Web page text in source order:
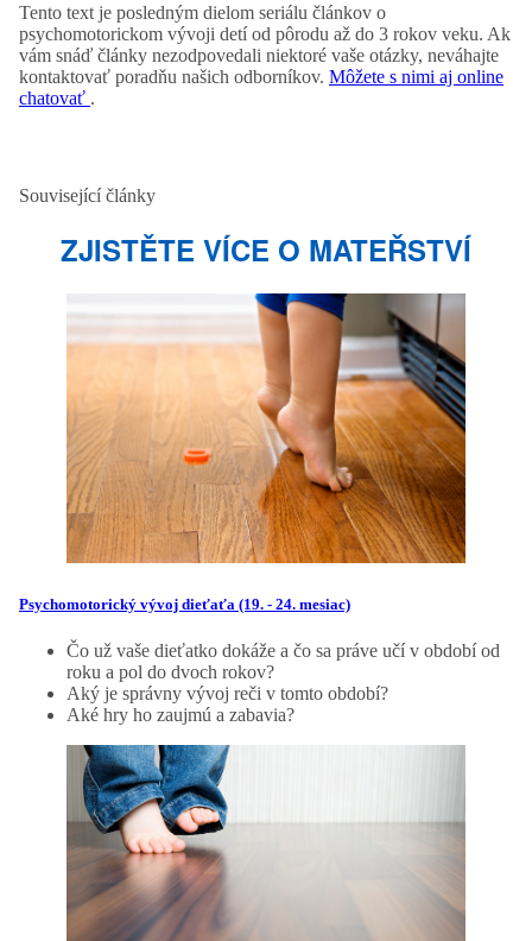
Tento text je posledným dielom seriálu článkov o
psychomotorickom vývoji detí od pôrodu až do 3 rokov veku. Ak
vám snáď články nezodpovedali niektoré vaše otázky, neváhajte
kontaktovať poradňu našich odborníkov. Môžete s nimi aj online
chatovať .
Související články
ZJISTĚTE VÍCE O MATEŘSTVÍ
Psychomotorický vývoj dieťaťa (19. - 24. mesiac)
Čo už vaše dieťatko dokáže a čo sa práve učí v období od
roku a pol do dvoch rokov?
Aký je správny vývoj reči v tomto období?
Aké hry ho zaujmú a zabavia?